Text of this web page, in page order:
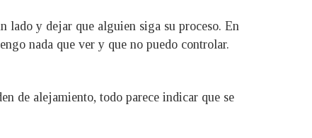
lado y dejar que alguien siga su proceso. En
nada que ver y que no puedo controlar.
de alejamiento, todo parece indicar que se